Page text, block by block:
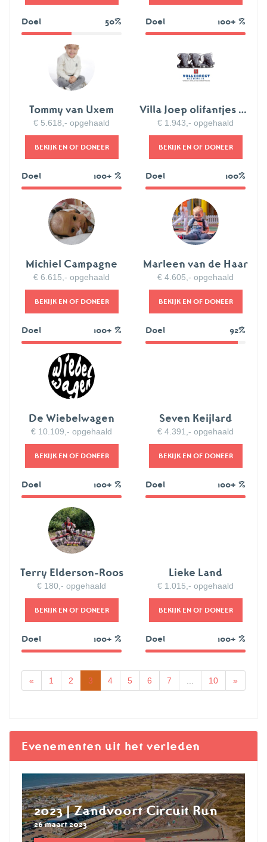
Doel 50%
50%
Doel 100+ %
139%
Tommy van Uxem
€ 5.618,- opgehaald
BEKIJK EN OF DONEER
Doel 100+ %
112%
Villa Joep olifantjes aankoop
€ 1.943,- opgehaald
BEKIJK EN OF DONEER
Doel 100%
100%
Michiel Campagne
€ 6.615,- opgehaald
BEKIJK EN OF DONEER
Doel 100+ %
Marleen van de Haar
€ 4.605,- opgehaald
BEKIJK EN OF DONEER
Doel 92%
92%
De Wiebelwagen
€ 10.109,- opgehaald
BEKIJK EN OF DONEER
Doel 100+ %
101%
Seven Keijlard
€ 4.391,- opgehaald
BEKIJK EN OF DONEER
Doel 100+ %
Terry Elderson-Roos
€ 180,- opgehaald
BEKIJK EN OF DONEER
Doel 100+ %
180%
Lieke Land
€ 1.015,- opgehaald
BEKIJK EN OF DONEER
Doel 100+ %
102%
« 1 2 3 4 5 6 7 10 »
Evenementen uit het verleden
2023 | Zandvoort Circuit Run
26 maart 2023